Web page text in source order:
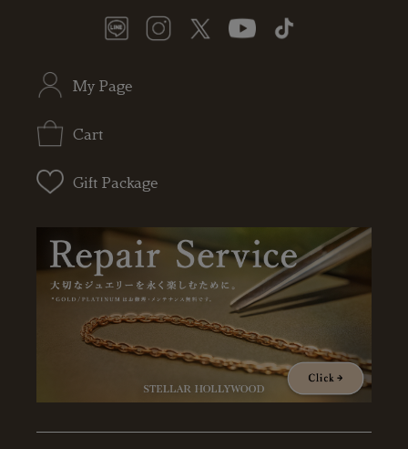
My Page
Cart
Gift Package